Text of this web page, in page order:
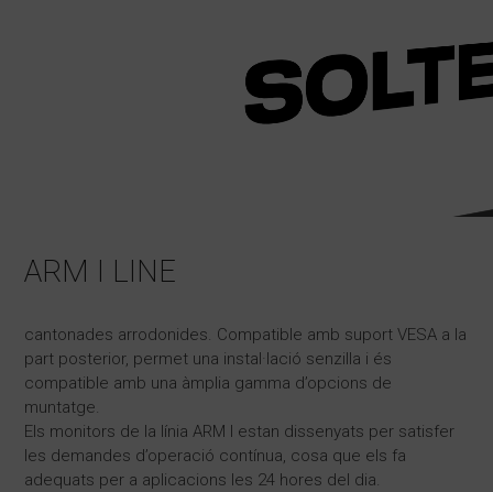
ARM I LINE
cantonades arrodonides. Compatible amb suport VESA a la
part posterior, permet una instal·lació senzilla i és
compatible amb una àmplia gamma d’opcions de
muntatge.
Els monitors de la línia ARM I estan dissenyats per satisfer
les demandes d’operació contínua, cosa que els fa
adequats per a aplicacions les 24 hores del dia.